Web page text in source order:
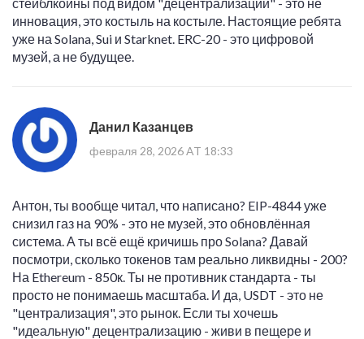
инновация, это костыль на костыле. Настоящие ребята
уже на Solana, Sui и Starknet. ERC-20 - это цифровой
музей, а не будущее.
Данил Казанцев
февраля 28, 2026 AT 18:33
Антон, ты вообще читал, что написано? EIP-4844 уже
снизил газ на 90% - это не музей, это обновлённая
система. А ты всё ещё кричишь про Solana? Давай
посмотри, сколько токенов там реально ликвидны - 200?
На Ethereum - 850к. Ты не противник стандарта - ты
просто не понимаешь масштаба. И да, USDT - это не
"централизация", это рынок. Если ты хочешь
"идеальную" децентрализацию - живи в пещере и